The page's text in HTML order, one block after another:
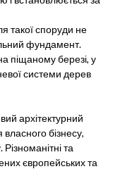
такої споруди не
фундамент.
піщаному березі, у
системи дерев
архітектурний
бізнесу,
та
європейських та